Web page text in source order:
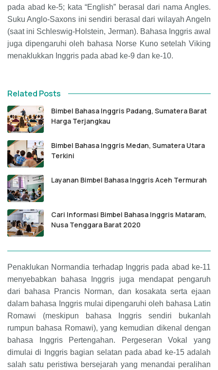
pada abad ke-5; kata “English” berasal dari nama Angles.
Suku Anglo-Saxons ini sendiri berasal dari wilayah Angeln
(saat ini Schleswig-Holstein, Jerman). Bahasa Inggris awal
juga dipengaruhi oleh bahasa Norse Kuno setelah Viking
menaklukkan Inggris pada abad ke-9 dan ke-10.
Related Posts
Bimbel Bahasa Inggris Padang, Sumatera Barat
Harga Terjangkau
Bimbel Bahasa Inggris Medan, Sumatera Utara
Terkini
Layanan Bimbel Bahasa Inggris Aceh Termurah
Cari Informasi Bimbel Bahasa Inggris Mataram,
Nusa Tenggara Barat 2020
Penaklukan Normandia terhadap Inggris pada abad ke-11
menyebabkan bahasa Inggris juga mendapat pengaruh
dari bahasa Prancis Norman, dan kosakata serta ejaan
dalam bahasa Inggris mulai dipengaruhi oleh bahasa Latin
Romawi (meskipun bahasa Inggris sendiri bukanlah
rumpun bahasa Romawi), yang kemudian dikenal dengan
bahasa Inggris Pertengahan. Pergeseran Vokal yang
dimulai di Inggris bagian selatan pada abad ke-15 adalah
salah satu peristiwa bersejarah yang menandai peralihan